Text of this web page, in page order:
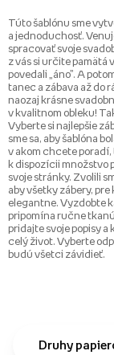
Túto šablónu sme
a jednoduchosť.
spracovať svoje
z vás si určite pamätá
povedali „áno”. A
tanec a zábava až do
naozaj krásne
v kvalitnom obleku!
Vyberte si najlepšie
sme sa, aby šablóna
v akom chcete poradí,
k dispozícii množstvo
svoje stránky. Zvolili
aby všetky zábery,
elegantne. Vyzdobte
pripomína ručne
pridajte svoje popisy
celý život. Vyberte
budú všetci závidieť.
Druhy